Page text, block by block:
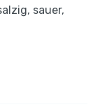
sauer,